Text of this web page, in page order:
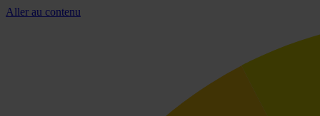
Aller au contenu